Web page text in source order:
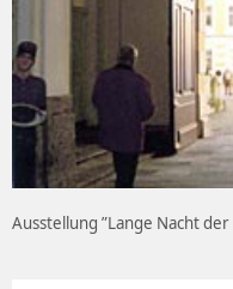
Ausstellung ”Lange Nacht